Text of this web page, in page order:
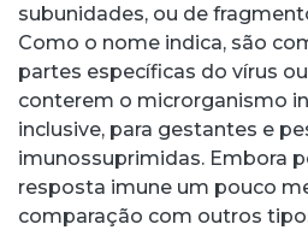
subunidades, ou de
Como o nome indica, são
partes específicas do vírus
conterem o microrganismo
inclusive, para gestantes e
imunossuprimidas. Embora
resposta imune um pouco
comparação com outros